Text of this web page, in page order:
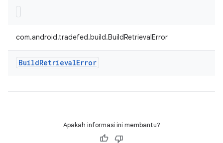
com.android.tradefed.build.BuildRetrievalError
BuildRetrievalError
Apakah informasi ini membantu?